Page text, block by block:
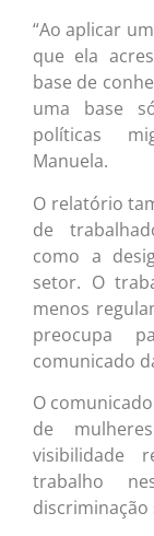
“Ao aplicar
que ela
base de
uma base
políticas
Manuela.
O relatório
de
como a
setor. O
menos
preocupa
comunicado
O
de
visibilidade
trabalho